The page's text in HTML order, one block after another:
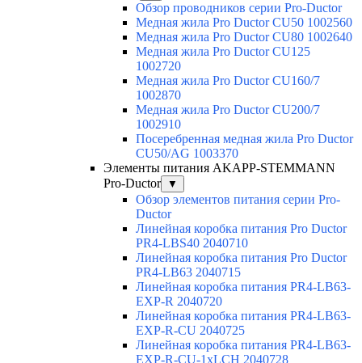
Обзор проводников серии Pro-Ductor
Медная жила Pro Ductor CU50 1002560
Медная жила Pro Ductor CU80 1002640
Медная жила Pro Ductor CU125
1002720
Медная жила Pro Ductor CU160/7
1002870
Медная жила Pro Ductor CU200/7
1002910
Посеребренная медная жила Pro Ductor
CU50/AG 1003370
Элементы питания AKAPP-STEMMANN
Pro-Ductor
▼
Обзор элементов питания серии Pro-
Ductor
Линейная коробка питания Pro Ductor
PR4-LBS40 2040710
Линейная коробка питания Pro Ductor
PR4-LB63 2040715
Линейная коробка питания PR4-LB63-
EXP-R 2040720
Линейная коробка питания PR4-LB63-
EXP-R-CU 2040725
Линейная коробка питания PR4-LB63-
EXP-R-CU-1xLCH 2040728